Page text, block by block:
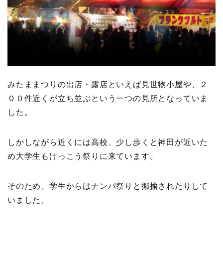
みたままつりの出店・露店といえば見世物小屋や、２
００件近くが立ち並ぶという一つの見所となっていま
した。
しかしながら近くには高校、少し歩くと神田が近いた
め大学生もけっこう祭りに来ています。
そのため、学生からはナンパ祭りと揶揄されたりして
いました。